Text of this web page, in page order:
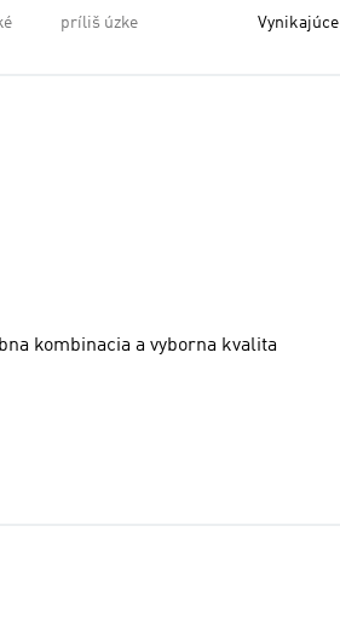
príliš úzke Vynikajúce
kombinacia a vyborna kvalita